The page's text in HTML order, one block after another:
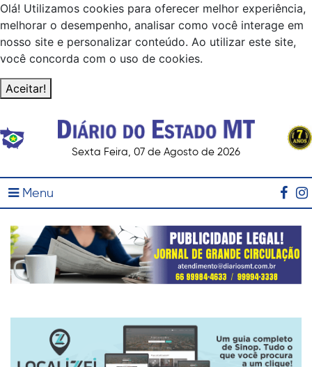
Olá! Utilizamos cookies para oferecer melhor experiência,
melhorar o desempenho, analisar como você interage em
nosso site e personalizar conteúdo. Ao utilizar este site,
você concorda com o uso de cookies.
Aceitar!
Sexta Feira, 07 de Agosto de 2026
Menu